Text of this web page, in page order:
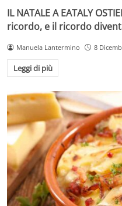
IL NATALE A EATALY
ricordo, e il ricordo
Manuela Lantermino 8
Leggi di più